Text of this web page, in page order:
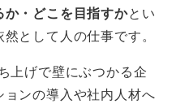
か・どこを目指すかとい
として人の仕事です。
上げで壁にぶつかる企
ンの導入や社内人材へ